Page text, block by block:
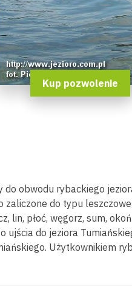
Kup pozwolenie
do obwodu rybackiego
zaliczone do typu
lin, płoć, węgorz, sum,
ujścia do jeziora
Użytkownikiem